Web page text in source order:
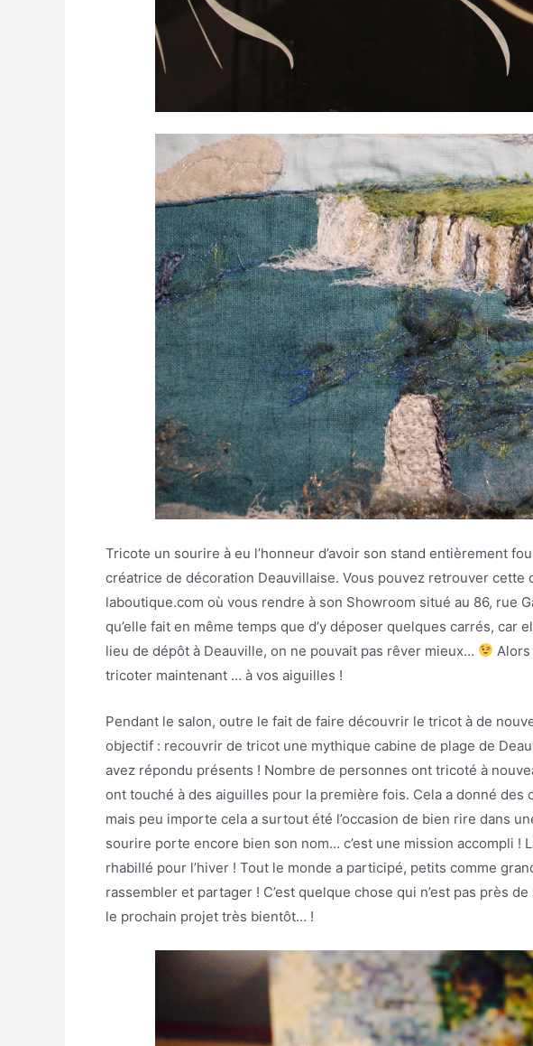
Tricote un sourire à eu l’honneur d’avoir son stand entièrement
créatrice de décoration Deauvillaise. Vous pouvez retrouver
laboutique.com où vous rendre à son Showroom situé au 86, rue
qu’elle fait en même temps que d’y déposer quelques carrés, car
lieu de dépôt à Deauville, on ne pouvait pas rêver mieux…
tricoter maintenant … à vos aiguilles !
Pendant le salon, outre le fait de faire découvrir le tricot à de
objectif : recouvrir de tricot une mythique cabine de plage de
avez répondu présents ! Nombre de personnes ont tricoté à
ont touché à des aiguilles pour la première fois. Cela a donné
mais peu importe cela a surtout été l’occasion de bien rire dans
sourire porte encore bien son nom… c’est une mission accompli !
rhabillé pour l’hiver ! Tout le monde a participé, petits comme
rassembler et partager ! C’est quelque chose qui n’est pas près
le prochain projet très bientôt… !